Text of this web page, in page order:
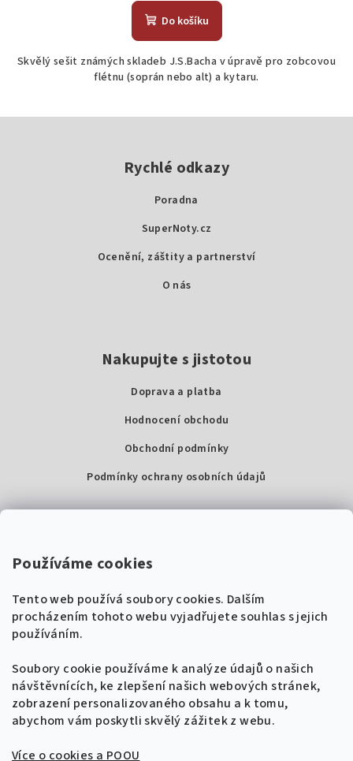
Používáme cookies
Tento web používá soubory cookies. Dalším
procházením tohoto webu vyjadřujete souhlas s jejich
používáním.
Soubory cookie používáme k analýze údajů o našich
návštěvnících, ke zlepšení našich webových stránek,
zobrazení personalizovaného obsahu a k tomu,
abychom vám poskytli skvělý zážitek z webu.
Více o cookies a POOU
Do košíku
Skvělý sešit známých skladeb J.S.Bacha v úpravě pro zobcovou
flétnu (soprán nebo alt) a kytaru.
Rychlé odkazy
Poradna
SuperNoty.cz
Ocenění, záštity a partnerství
O nás
Nakupujte s jistotou
Doprava a platba
Hodnocení obchodu
Obchodní podmínky
Podmínky ochrany osobních údajů
Super Noty, s.r.o.
IČ: 04568672
+420 604 485 792
info@supernoty.cz
V pracovních dnech od 8:00 do 17:00
🎸 Naladíme tě na nové zpěvníky!
Získej tipy, novinky a 10 % slevuna první
objednávku.